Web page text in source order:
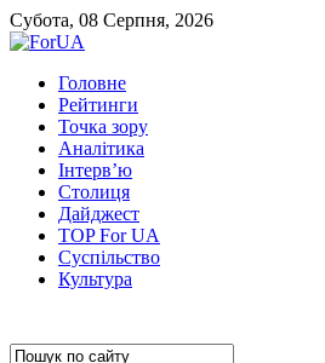
Субота, 08 Серпня, 2026
Головне
Рейтинги
Точка зору
Аналітика
Інтерв’ю
Столиця
Дайджест
TOP For UA
Суспiльство
Культура